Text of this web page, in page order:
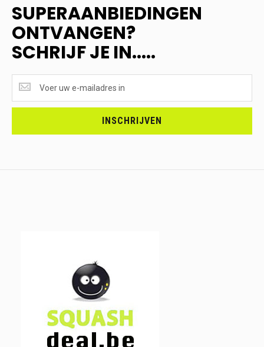
SUPERAANBIEDINGEN
ONTVANGEN?
SCHRIJF JE IN.....
ONTVANGEN?
<br>SCHRIJF
INSCHRIJVEN